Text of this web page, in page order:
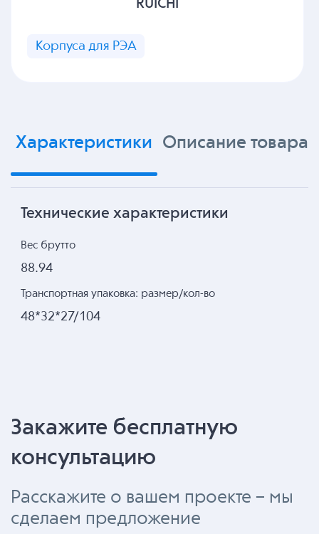
RUICHI
Корпуса для РЭА
Характеристики Описание товара
Технические характеристики
Вес брутто
88.94
Транспортная упаковка: размер/кол-во
48*32*27/104
Закажите бесплатную
консультацию
Расскажите о вашем проекте – мы
сделаем предложение